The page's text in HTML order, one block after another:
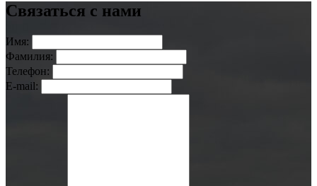
Связаться с нами
Имя:
Фамилия:
Телефон:
E-mail: